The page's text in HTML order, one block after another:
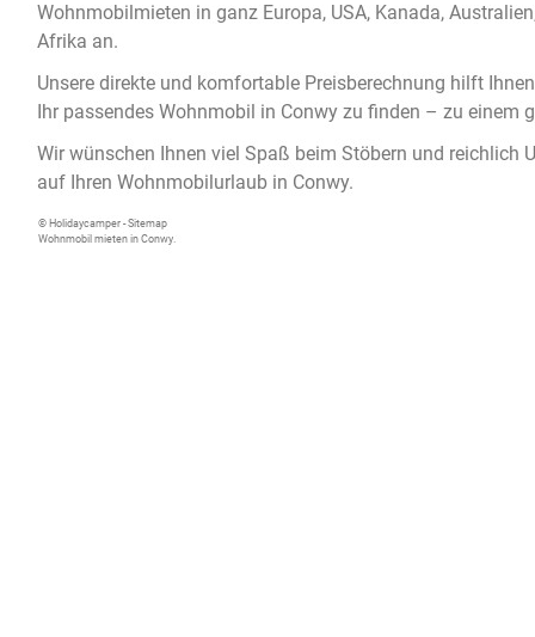
Wohnmobilmieten in ganz Europa, USA, Kanada,
Afrika an.
Unsere direkte und komfortable Preisberechnung hilft
Ihr passendes Wohnmobil in Conwy zu finden – zu einem
Wir wünschen Ihnen viel Spaß beim Stöbern und reichlich
auf Ihren Wohnmobilurlaub in Conwy.
© Holidaycamper -Sitemap
Wohnmobil mieten in Conwy.